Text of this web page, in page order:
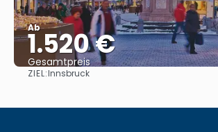
Ab
1.520 €
Gesamtpreis
Reise ansehen
ZIEL:Innsbruck